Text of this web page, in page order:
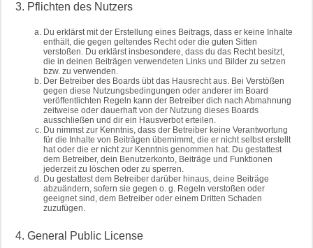
3. Pflichten des Nutzers
Du erklärst mit der Erstellung eines Beitrags, dass er keine Inhalte
enthält, die gegen geltendes Recht oder die guten Sitten
verstoßen. Du erklärst insbesondere, dass du das Recht besitzt,
die in deinen Beiträgen verwendeten Links und Bilder zu setzen
bzw. zu verwenden.
Der Betreiber des Boards übt das Hausrecht aus. Bei Verstößen
gegen diese Nutzungsbedingungen oder anderer im Board
veröffentlichten Regeln kann der Betreiber dich nach Abmahnung
zeitweise oder dauerhaft von der Nutzung dieses Boards
ausschließen und dir ein Hausverbot erteilen.
Du nimmst zur Kenntnis, dass der Betreiber keine Verantwortung
für die Inhalte von Beiträgen übernimmt, die er nicht selbst erstellt
hat oder die er nicht zur Kenntnis genommen hat. Du gestattest
dem Betreiber, dein Benutzerkonto, Beiträge und Funktionen
jederzeit zu löschen oder zu sperren.
Du gestattest dem Betreiber darüber hinaus, deine Beiträge
abzuändern, sofern sie gegen o. g. Regeln verstoßen oder
geeignet sind, dem Betreiber oder einem Dritten Schaden
zuzufügen.
4. General Public License